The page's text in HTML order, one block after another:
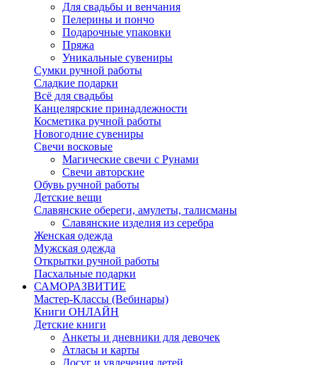
Для свадьбы и венчания
Пелерины и пончо
Подарочные упаковки
Пряжа
Уникальные сувениры
Сумки ручной работы
Сладкие подарки
Всё для свадьбы
Канцелярские принадлежности
Косметика ручной работы
Новогодние сувениры
Свечи восковые
Магические свечи с Рунами
Свечи авторские
Обувь ручной работы
Детские вещи
Славянские обереги, амулеты, талисманы
Славянские изделия из серебра
Женская одежда
Мужская одежда
Открытки ручной работы
Пасхальные подарки
САМОРАЗВИТИЕ
Мастер-Классы (Вебинары)
Книги ОНЛАЙН
Детские книги
Анкеты и дневники для девочек
Атласы и карты
Досуг и увлечения детей